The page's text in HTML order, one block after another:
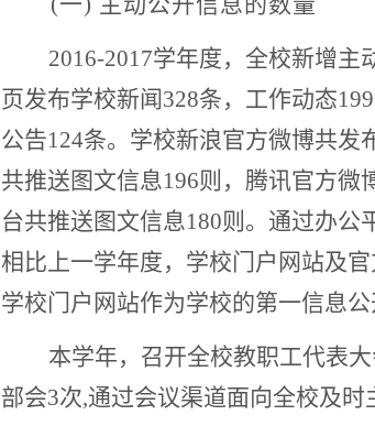
2016-2017学年度，全校新增主
页发布学校新闻328条，工作动态
公告124条。学校新浪官方微博共发
共推送图文信息196则，腾讯官方微
台共推送图文信息180则。通过办公
相比上一学年度，学校门户网站及
学校门户网站作为学校的第一信息
本学年，召开全校教职工代表
部会3次,通过会议渠道面向全校及时